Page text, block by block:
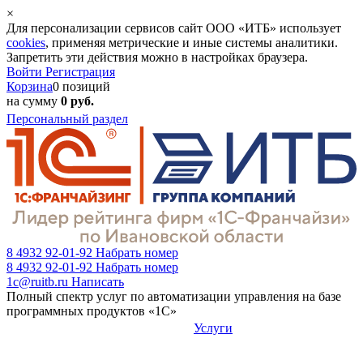
×
Для персонализации сервисов сайт ООО «ИТБ» использует
cookies, применяя метрические и иные системы аналитики.
Запретить эти действия можно в настройках браузера.
Войти Регистрация
Корзина0 позиций
на сумму 0 руб.
Персональный раздел
8 4932 92-01-92 Набрать номер
8 4932 92-01-92 Набрать номер
1c@ruitb.ru Написать
Полный спектр услуг по автоматизации управления на базе
программных продуктов «1С»
Услуги